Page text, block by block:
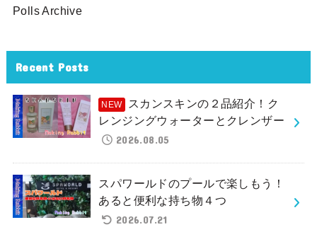
Polls Archive
Recent Posts
スカンスキンの２品紹介！ク
レンジングウォーターとクレンザー
2026.08.05
スパワールドのプールで楽しもう！
あると便利な持ち物４つ
2026.07.21